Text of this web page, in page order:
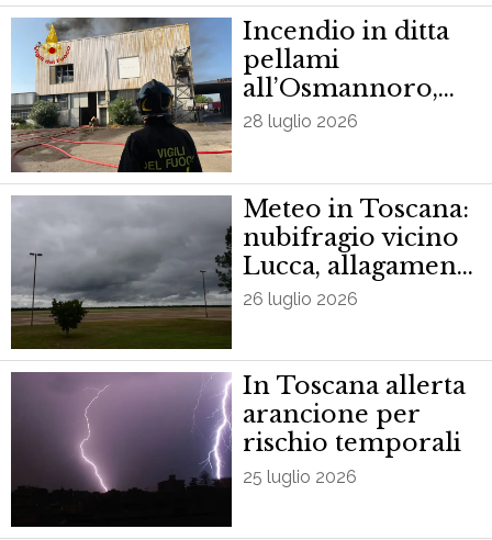
Incendio in ditta
pellami
all’Osmannoro,
alta colonna di
28 luglio 2026
Meteo in Toscana:
nubifragio vicino
Lucca, allagamenti
nel Fiorentino
26 luglio 2026
In Toscana allerta
arancione per
rischio temporali
25 luglio 2026